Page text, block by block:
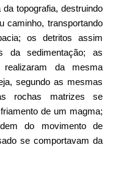
topografia, destruindo
caminho, transportando
os detritos assim
da sedimentação; as
da mesma
segundo as mesmas
rochas matrizes se
de um magma;
do movimento de
se comportavam da